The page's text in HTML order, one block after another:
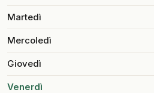
Martedì
Mercoledì
Giovedì
Venerdì